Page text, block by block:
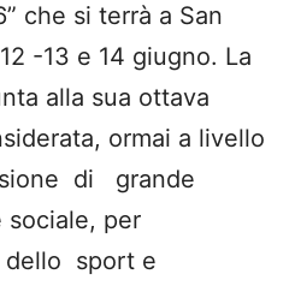
che si terrà a San
-13 e 14 giugno. La
alla sua ottava
derata, ormai a livello
di grande
sociale, per
dello sport e